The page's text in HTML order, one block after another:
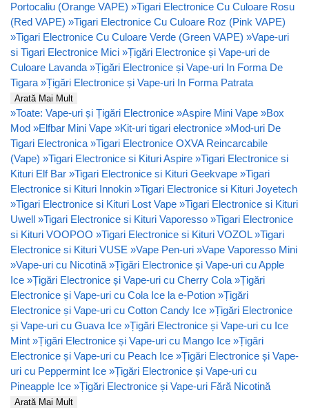
Portocaliu (Orange VAPE) »Tigari Electronice Cu Culoare Rosu
(Red VAPE) »Tigari Electronice Cu Culoare Roz (Pink VAPE)
»Tigari Electronice Cu Culoare Verde (Green VAPE) »Vape-uri
si Tigari Electronice Mici »Țigări Electronice și Vape-uri de
Culoare Lavanda »Țigări Electronice și Vape-uri In Forma De
Tigara »Țigări Electronice și Vape-uri In Forma Patrata
Arată Mai Mult
»Toate: Vape-uri și Țigări Electronice »Aspire Mini Vape »Box
Mod »Elfbar Mini Vape »Kit-uri tigari electronice »Mod-uri De
Tigari Electronica »Tigari Electronice OXVA Reincarcabile
(Vape) »Tigari Electronice si Kituri Aspire »Tigari Electronice si
Kituri Elf Bar »Tigari Electronice si Kituri Geekvape »Tigari
Electronice si Kituri Innokin »Tigari Electronice si Kituri Joyetech
»Tigari Electronice si Kituri Lost Vape »Tigari Electronice si Kituri
Uwell »Tigari Electronice si Kituri Vaporesso »Tigari Electronice
si Kituri VOOPOO »Tigari Electronice si Kituri VOZOL »Tigari
Electronice si Kituri VUSE »Vape Pen-uri »Vape Vaporesso Mini
»Vape-uri cu Nicotină »Țigări Electronice și Vape-uri cu Apple
Ice »Țigări Electronice și Vape-uri cu Cherry Cola »Țigări
Electronice și Vape-uri cu Cola Ice la e-Potion »Țigări
Electronice și Vape-uri cu Cotton Candy Ice »Țigări Electronice
și Vape-uri cu Guava Ice »Țigări Electronice și Vape-uri cu Ice
Mint »Țigări Electronice și Vape-uri cu Mango Ice »Țigări
Electronice și Vape-uri cu Peach Ice »Țigări Electronice și Vape-
uri cu Peppermint Ice »Țigări Electronice și Vape-uri cu
Pineapple Ice »Țigări Electronice și Vape-uri Fără Nicotină
Arată Mai Mult